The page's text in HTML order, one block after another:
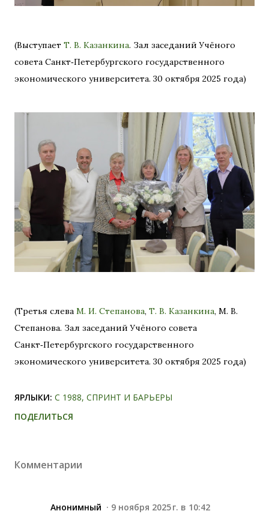
(Выступает Т. В. Казанкина. Зал заседаний Учёного
совета Санкт‑Петербургского государственного
экономического университета. 30 октября 2025 года)
(Третья слева М. И. Степанова, Т. В. Казанкина, М. В.
Степанова. Зал заседаний Учёного совета
Санкт‑Петербургского государственного
экономического университета. 30 октября 2025 года)
ЯРЛЫКИ: С 1988 СПРИНТ И БАРЬЕРЫ
ПОДЕЛИТЬСЯ
Комментарии
Анонимный 9 ноября 2025 г. в 10:42